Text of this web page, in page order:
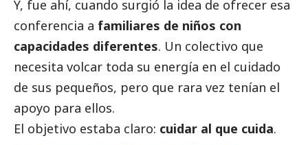
Y, fue ahí, cuando surgió la idea de ofrecer esa
conferencia a familiares de niños con
capacidades diferentes. Un colectivo que
necesita volcar toda su energía en el cuidado
de sus pequeños, pero que rara vez tenían el
apoyo para ellos.
El objetivo estaba claro: cuidar al que cuida.